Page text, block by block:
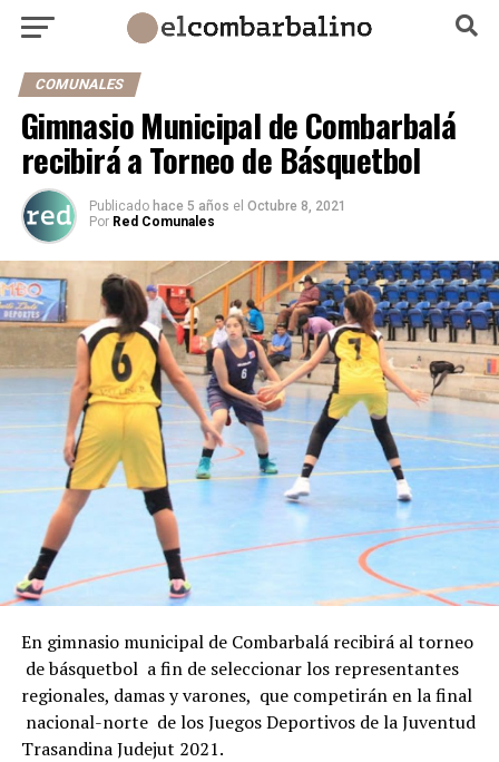
COMUNALES
Gimnasio Municipal de Combarbalá
recibirá a Torneo de Básquetbol
Publicado hace 5 años el Octubre 8, 2021
Por Red Comunales
En gimnasio municipal de Combarbalá recibirá al torneo
de básquetbol a fin de seleccionar los representantes
regionales, damas y varones, que competirán en la final
nacional-norte de los Juegos Deportivos de la Juventud
Trasandina Judejut 2021.